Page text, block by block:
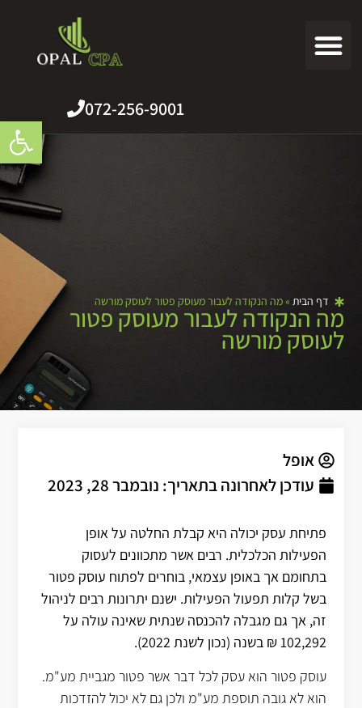
072-256-9001
דף הבית »מה הנקודה לעבור מעוסק פטור לעוסק מורשה
מה הנקודה לעבור מעוסק פטור
לעוסק מורשה
אופל
עודכן לאחרונה בתאריך: נובמבר 28, 2023
פתיחת עסק יכולה היא קבלת החלטה על אופן
הפעילות הכלכלית. רבים אשר מתכוונים לעסוק
בתחומם אך באופן עצמאי, בוחרים לפתוח עוסק פטור
בשל קלות תפעול הפעילות. ישנם יתרונות רבים לניהול
זה, אך גם מגבלה להכנסה שנתית שאינה עולה על
102,292 ₪ בשנה (נכון לשנת 2022).
עוסק פטור הוא עסק לכל דבר אשר פטור מגביית מע"מ.
הוא לא גובה תוספת מע"מ ולכן גם לא יכול להזדכות
פתח